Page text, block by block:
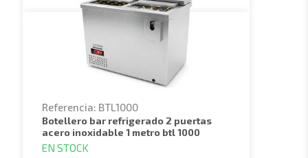
Referencia: BTL1000
botellero bar refrigerado 2 puertas
acero inoxidable 1 metro btl 1000
EN STOCK